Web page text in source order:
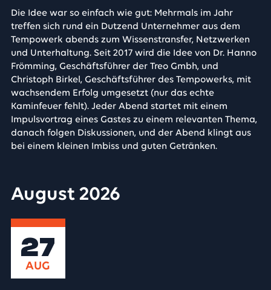
Die Idee war so einfach wie gut: Mehrmals im Jahr
treffen sich rund ein Dutzend Unternehmer aus dem
Tempowerk abends zum Wissenstransfer, Netzwerken
und Unterhaltung. Seit 2017 wird die Idee von Dr. Hanno
Frömming, Geschäftsführer der Treo Gmbh, und
Christoph Birkel, Geschäftsführer des Tempowerks, mit
wachsendem Erfolg umgesetzt (nur das echte
Kaminfeuer fehlt). Jeder Abend startet mit einem
Impulsvortrag eines Gastes zu einem relevanten Thema,
danach folgen Diskussionen, und der Abend klingt aus
bei einem kleinen Imbiss und guten Getränken.
August 2026
27
AUG